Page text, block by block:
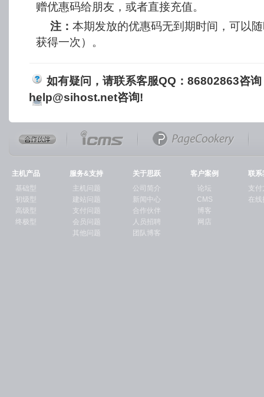
赠优惠码给朋友，或者直接充值。
注： 本期发放的优惠码无到期时间，可以
获得一次）。
如有疑问，请联系客服QQ：86802863咨
help@sihost.net咨询!
主机产品
基础型
初级型
高级型
终极型
服务&支持
主机问题
建站问题
支付问题
会员问题
其他问题
关于思跃
公司简介
新闻中心
合作伙伴
人员招聘
团队博客
客户案例
论坛
CMS
博客
网店
联系
支付
在线